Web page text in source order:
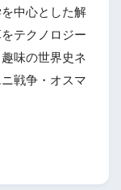
中心とした解
テクノロジー
味の世界史ネ
戦争・オスマ